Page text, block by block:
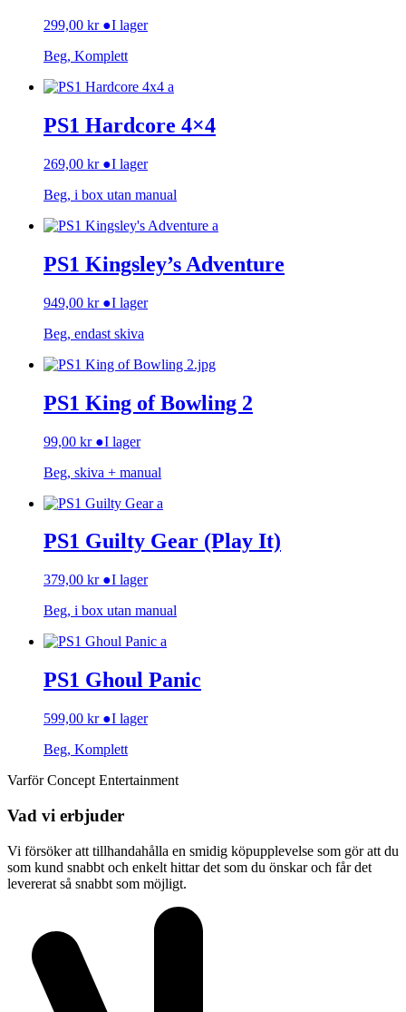
299,00 kr ●I lager
Beg, Komplett
PS1 Hardcore 4×4
269,00 kr ●I lager
Beg, i box utan manual
PS1 Kingsley’s Adventure
949,00 kr ●I lager
Beg, endast skiva
PS1 King of Bowling 2
99,00 kr ●I lager
Beg, skiva + manual
PS1 Guilty Gear (Play It)
379,00 kr ●I lager
Beg, i box utan manual
PS1 Ghoul Panic
599,00 kr ●I lager
Beg, Komplett
Varför Concept Entertainment
Vad vi erbjuder
Vi försöker att tillhandahålla en smidig köpupplevelse som gör att du
som kund snabbt och enkelt hittar det som du önskar och får det
levererat så snabbt som möjligt.